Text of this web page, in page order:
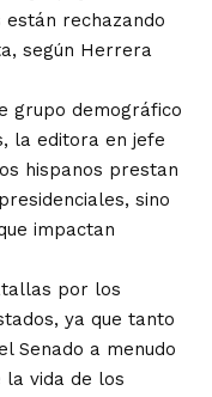
rechazando
según Herrera
grupo demográfico
la editora en jefe
hispanos prestan
sino
impactan
por los
ya que tanto
Senado a menudo
vida de los